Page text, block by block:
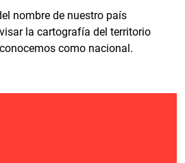
nombre de nuestro país
la cartografía del territorio
como nacional.